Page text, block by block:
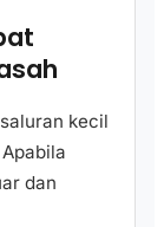
kecil
dan